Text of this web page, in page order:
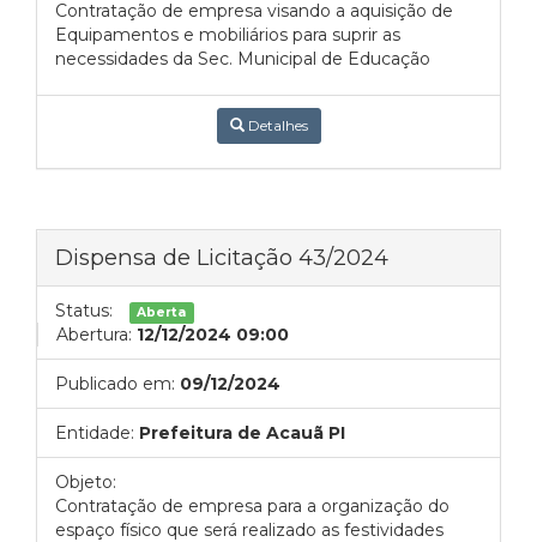
Contratação de empresa visando a aquisição de
Equipamentos e mobiliários para suprir as
necessidades da Sec. Municipal de Educação
Detalhes
Dispensa de Licitação 43/2024
Status: Aberta
Abertura: 12/12/2024 09:00
Publicado em: 09/12/2024
Entidade: Prefeitura de Acauã PI
Objeto:
Contratação de empresa para a organização do
espaço físico que será realizado as festividades